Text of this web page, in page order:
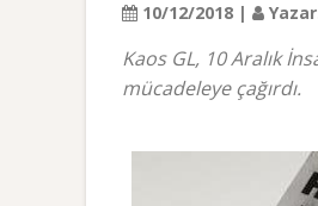
10/12/2018 |
Kaos GL, 10 Aralık
mücadeleye çağırdı.